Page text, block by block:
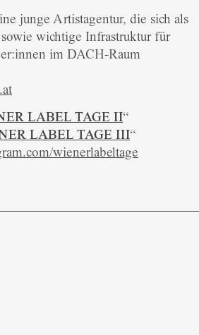
junge Artistagentur, die sich als
sowie wichtige Infrastruktur für
im DACH-Raum
LABEL TAGE II“
LABEL TAGE III“
wienerlabeltage